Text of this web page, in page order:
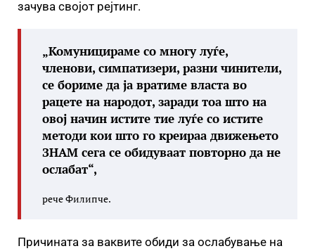
зачува својот рејтинг.
„Комуницираме со многу луѓе,
членови, симпатизери, разни чинители,
се бориме да ја вратиме власта во
рацете на народот, заради тоа што на
овој начин истите тие луѓе со истите
методи кои што го креираа движењето
ЗНАМ сега се обидуваат повторно да не
ослабат“,
рече Филипче.
Причината за ваквите обиди за ослабување на